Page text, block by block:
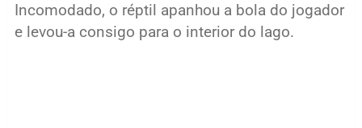
Incomodado, o réptil apanhou a bola do jogador
e levou-a consigo para o interior do lago.